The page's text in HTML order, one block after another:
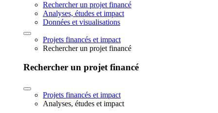
Rechercher un projet financé
Analyses, études et impact
Données et visualisations
Projets financés et impact
Rechercher un projet financé
Rechercher un projet financé
Projets financés et impact
Analyses, études et impact